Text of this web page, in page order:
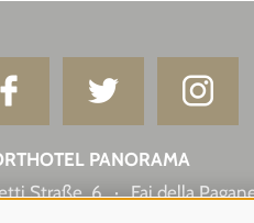
PANORAMA
Straße, 6 · Fai della